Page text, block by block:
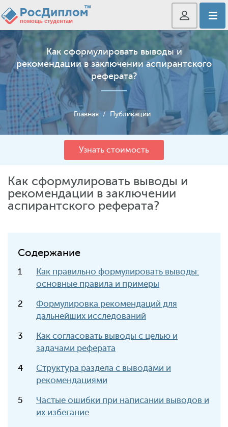
Как сформулировать выводы и
рекомендации в заключении аспирантского
реферата?
Главная / Публикации
Узнать стоимость
Как сформулировать выводы и
рекомендации в заключении
аспирантского реферата?
Содержание
Как правильно формулировать выводы:
основные правила и примеры
Формулировка рекомендаций для
дальнейших исследований
Как согласовать выводы с целью и
задачами реферата
Структура раздела с выводами и
рекомендациями
Частые ошибки при написании выводов и
их избегание